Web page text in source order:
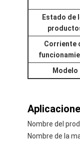
Estado de
Corriente
Modelo
Nombre del
Nombre de la